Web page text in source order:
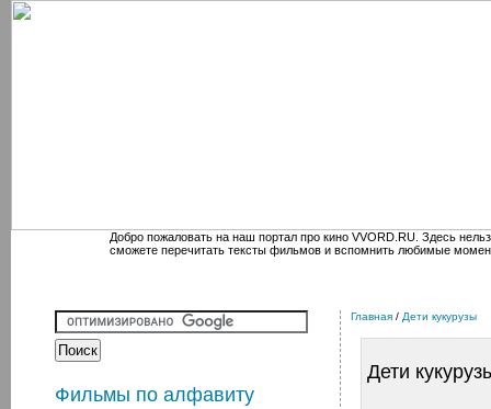
Добро пожаловать на наш портал про кино VVORD.RU. Здесь
сможете перечитать тексты фильмов и вспомнить любимые
Фильмы по алфавиту
Главная / Дети кукурузы
Дети